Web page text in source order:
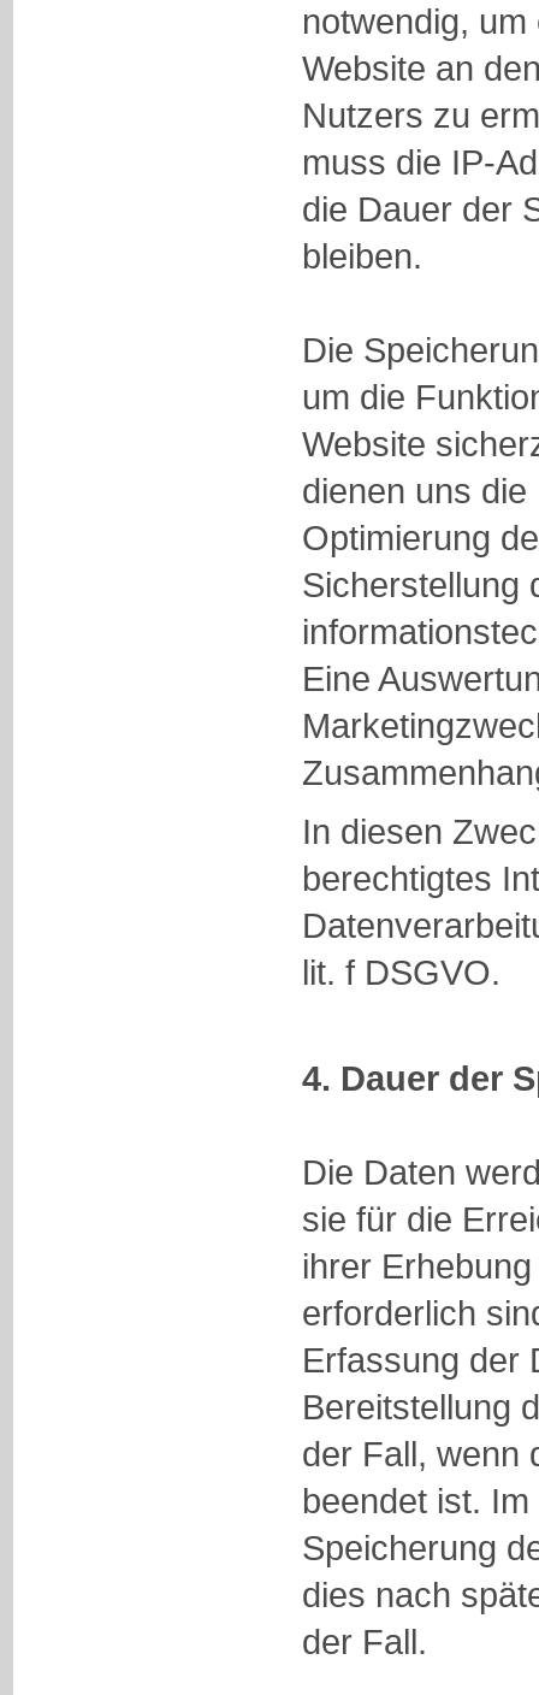
notwendig,
Website an
Nutzers zu
muss die IP-
die Dauer der
bleiben.
Die
um die
Website
dienen uns
Optimierung
Sicherstellung
Eine
In diesen
berechtigtes
lit. f DSGVO.
4. Dauer der
Die Daten
sie für die
ihrer
erforderlich
Erfassung der
Bereitstellung
der Fall, wenn
beendet ist.
Speicherung
dies nach
der Fall.